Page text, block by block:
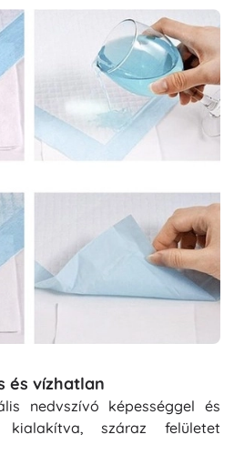
és vízhatlan
nedvszívó képességgel és
kialakítva, száraz felületet